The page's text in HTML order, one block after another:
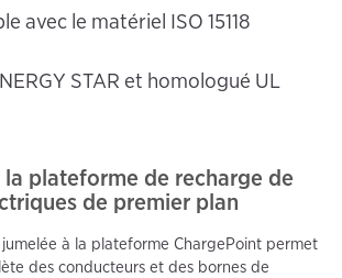
avec le matériel ISO 15118
STAR et homologué UL
plateforme de recharge de
de premier plan
à la plateforme ChargePoint permet
des conducteurs et des bornes de